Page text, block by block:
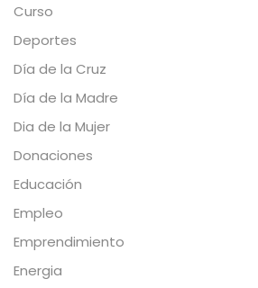
Curso
Deportes
Día de la Cruz
Día de la Madre
Dia de la Mujer
Donaciones
Educación
Empleo
Emprendimiento
Energia